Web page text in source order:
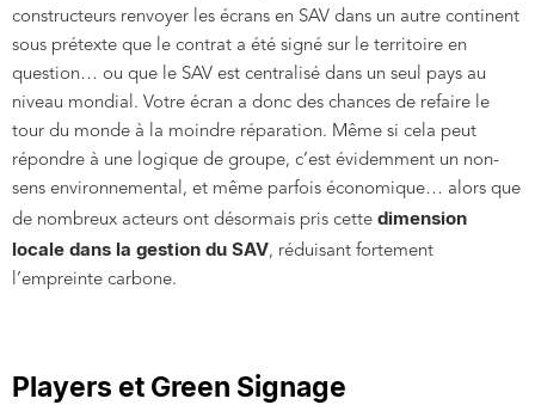
constructeurs renvoyer les écrans en SAV dans un autre continent
sous prétexte que le contrat a été signé sur le territoire en
question… ou que le SAV est centralisé dans un seul pays au
niveau mondial. Votre écran a donc des chances de refaire le
tour du monde à la moindre réparation. Même si cela peut
répondre à une logique de groupe, c’est évidemment un non-
sens environnemental, et même parfois économique… alors que
de nombreux acteurs ont désormais pris cette dimension
locale dans la gestion du SAV, réduisant fortement
l’empreinte carbone.
Players et Green Signage